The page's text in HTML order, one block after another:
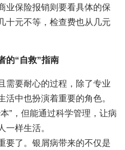
业保险报销则要看具体的保
十元不等，检查费也从几元
的“自救”指南
需要耐心的过程，除了专业
中也扮演着重要的角色。
”，但能通过科学管理，让病
一样生活。
要了。银屑病带来的不仅是